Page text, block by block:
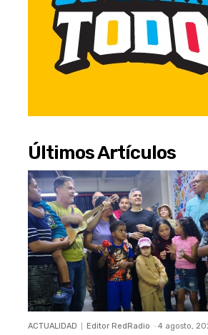
Últimos Artículos
ACTUALIDAD Editor RedRadio - 4 agosto,